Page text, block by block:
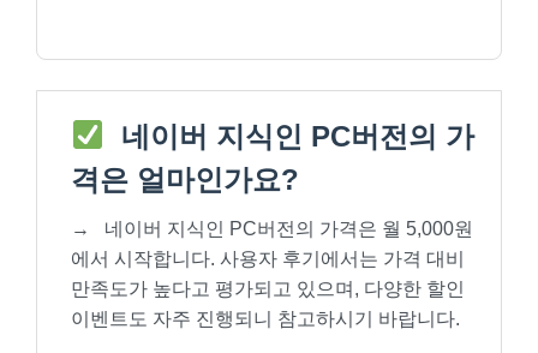
네이버 지식인 PC버전의 가
격은 얼마인가요?
→
네이버 지식인 PC버전의 가격은 월 5,000원
에서 시작합니다. 사용자 후기에서는 가격 대비
만족도가 높다고 평가되고 있으며, 다양한 할인
이벤트도 자주 진행되니 참고하시기 바랍니다.